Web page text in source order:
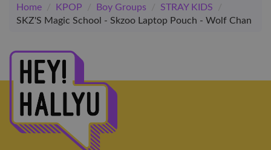
Home / KPOP / Boy Groups / STRAY KIDS
/
SKZ'S Magic School - Skzoo Laptop Pouch - Wolf Chan